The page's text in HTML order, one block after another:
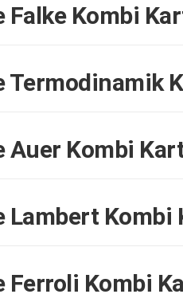
Falke Kombi
Termodinamik
Auer Kombi
Lambert Kombi
Ferroli Kombi